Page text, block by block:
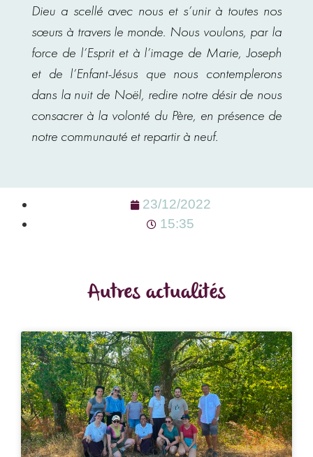
Dieu a scellé avec nous et s’unir à toutes nos
sœurs à travers le monde. Nous voulons, par la
force de l’Esprit et à l’image de Marie, Joseph
et de l’Enfant-Jésus que nous contemplerons
dans la nuit de Noël, redire notre désir de nous
consacrer à la volonté du Père, en présence de
notre communauté et repartir à neuf.
23/12/2022
15:35
Autres actualités